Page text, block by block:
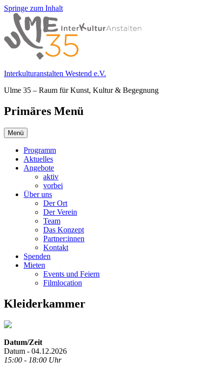
Springe zum Inhalt
Interkulturanstalten Westend e.V.
Ulme 35 – Raum für Kunst, Kultur & Begegnung
Primäres Menü
Menü
Programm
Aktuelles
Angebote
aktiv
vorbei
Über uns
Der Ort
Der Verein
Team
Das Konzept
Partner:innen
Kontakt
Spenden
Mieten
Events und Feiern
Filmlocation
Kleiderkammer
Datum/Zeit
Datum - 04.12.2026
15:00 - 18:00 Uhr